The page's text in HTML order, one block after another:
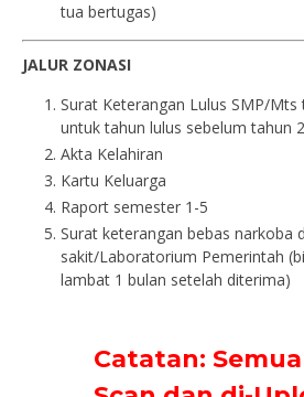
tua bertugas)
JALUR ZONASI
Surat Keterangan Lulus SMP/Mts
untuk tahun lulus sebelum tahun
Akta Kelahiran
Kartu Keluarga
Raport semester 1-5
Surat keterangan bebas narkoba
sakit/Laboratorium Pemerintah
lambat 1 bulan setelah diterima)
Catatan: